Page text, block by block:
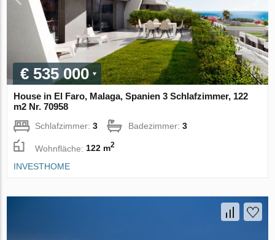
€ 535 000
House in El Faro, Malaga, Spanien 3 Schlafzimmer, 122
m2 Nr. 70958
Schlafzimmer:3 Badezimmer:3
Wohnfläche:122 m2
INVESTHOME